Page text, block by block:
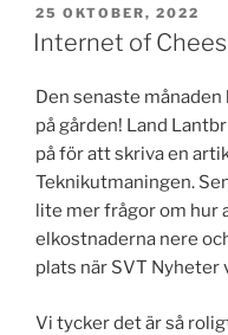
PUBLICERAT
25 OKTOBER, 2022
Internet of
Den senaste
på gården! Land
på för att skriva en
Teknikutmaningen.
lite mer frågor om hur
elkostnaderna nere
plats när SVT Nyheter
Vi tycker det är så